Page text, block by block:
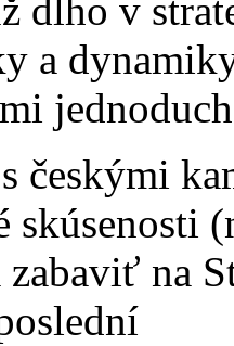
dlho v
a
českými
zabaviť na